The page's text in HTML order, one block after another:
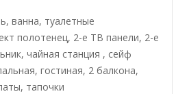
ванна, туалетные
полотенец, 2-е ТВ панели, 2-е
чайная станция , сейф
гостиная, 2 балкона,
тапочки